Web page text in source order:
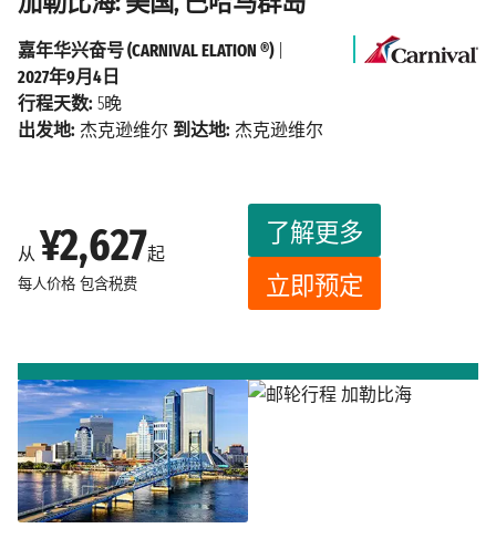
从 ¥2,627起
每人价格 包含税费
了解更多
立即预定
嘉年华兴奋号 (CARNIVAL ELATION ®)|
2027年9月4日
行程天数: 5晚
出发地: 杰克逊维尔 到达地: 杰克逊维尔